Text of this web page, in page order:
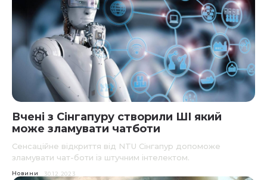
Вчені з Сінгапуру створили ШІ який
може зламувати чатботи
Сенсаційне відкриття від NTU Сінгапур допоможе
зламувати чат-боти із штучним інтелектом.
Новини 30.12.2023